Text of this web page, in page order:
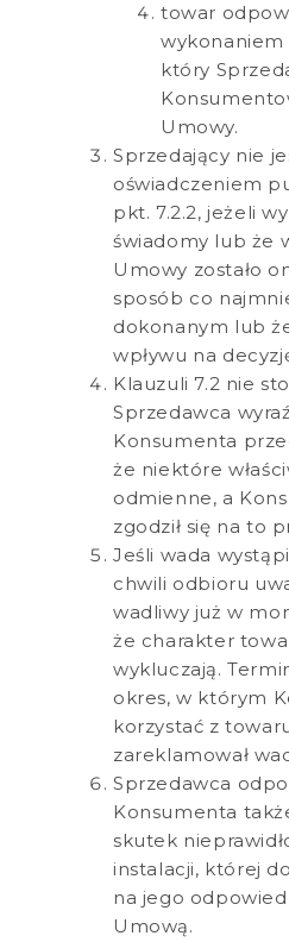
towar
który
Umowy.
Sprzedający nie
oświadczeniem
pkt. 7.2.2, jeżeli
świadomy lub że
Umowy zostało
sposób co
dokonanym lub
wpływu na
Klauzuli 7.2 nie
Sprzedawca
Konsumenta
że niektóre
odmienne, a
zgodził się na to
Jeśli wada
chwili odbioru
wadliwy już w
że charakter
wykluczają.
okres, w którym
korzystać z
zareklamował
Sprzedawca
Konsumenta
skutek
instalacji, której
na jego
Umową.